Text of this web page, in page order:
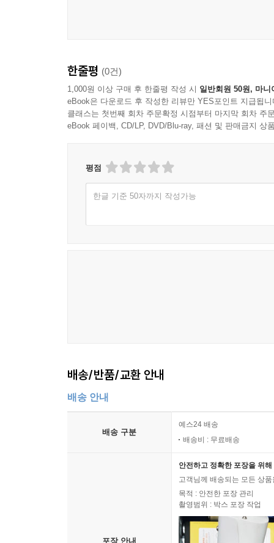
한줄평 (0건)
1,000원 이상 구매 후 한줄평 작성 시 일반회원 50원, 마니
eBook은 다운로드 후 작성한 리뷰만 YES포인트 지급됩니
클래스는 첫번째 회차 주문확정 시점부터 마지막 회차 주
eBook 페이백, CD/LP, DVD/Blu-ray, 패션 및 판매금지 상
평점
한글 기준 50자까지 작성가능
배송/반품/교환 안내
배송 안내
배송 구분
예스24 배송
배송비 : 무료배송
포장 안내
안전하고 정확한 포장을 위
고객님께 배송되는 모든 상
목적 : 안전한 포장 관리
촬영범위 : 박스 포장 작업